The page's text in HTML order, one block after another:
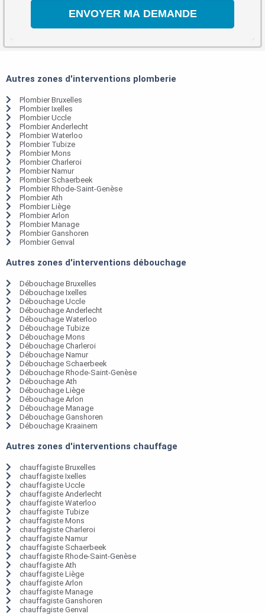
Autres zones d'interventions plomberie
Plombier Bruxelles
Plombier Ixelles
Plombier Uccle
Plombier Anderlecht
Plombier Waterloo
Plombier Tubize
Plombier Mons
Plombier Charleroi
Plombier Namur
Plombier Schaerbeek
Plombier Rhode-Saint-Genèse
Plombier Ath
Plombier Liège
Plombier Arlon
Plombier Manage
Plombier Ganshoren
Plombier Genval
Autres zones d'interventions débouchage
Débouchage Bruxelles
Débouchage Ixelles
Débouchage Uccle
Débouchage Anderlecht
Débouchage Waterloo
Débouchage Tubize
Débouchage Mons
Débouchage Charleroi
Débouchage Namur
Débouchage Schaerbeek
Débouchage Rhode-Saint-Genèse
Débouchage Ath
Débouchage Liège
Débouchage Arlon
Débouchage Manage
Débouchage Ganshoren
Débouchage Kraainem
Autres zones d'interventions chauffage
chauffagiste Bruxelles
chauffagiste Ixelles
chauffagiste Uccle
chauffagiste Anderlecht
chauffagiste Waterloo
chauffagiste Tubize
chauffagiste Mons
chauffagiste Charleroi
chauffagiste Namur
chauffagiste Schaerbeek
chauffagiste Rhode-Saint-Genèse
chauffagiste Ath
chauffagiste Liège
chauffagiste Arlon
chauffagiste Manage
chauffagiste Ganshoren
chauffagiste Genval